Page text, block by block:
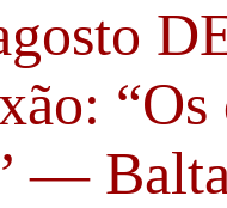
“Os
―